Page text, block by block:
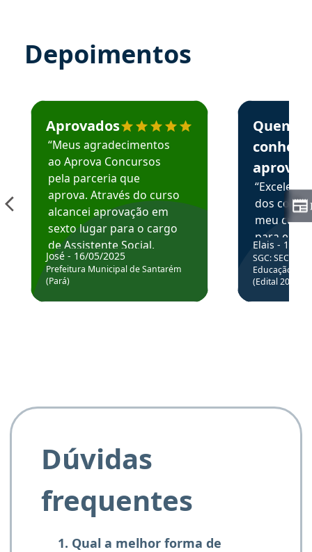
Depoimentos
Estudante José recomenda o Aprova Concursos em
Aprovados
“Meus agradecimentos
ao Aprova Concursos
pela parceria que
aprova. Através do curso
alcancei aprovação em
sexto lugar para o cargo
de Assistente Social.
Hoje estou atuando na
Prefeitura de Santarém.
José - 16/05/2025
Prefeitura Municipal de Santarém
(Pará)
Estudante
Quem
aprova
dos
meu
para
colocar
através
de
Elais - 15/
SGC: SEC BA
Educação
(Edital
Dúvidas
frequentes
1. Qual a melhor forma de